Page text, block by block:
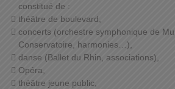
constitué de :
théâtre de boulevard,
concerts (orchestre symphonique de
Conservatoire, harmonies…),
danse (Ballet du Rhin, associations),
Opéra,
théâtre jeune public,